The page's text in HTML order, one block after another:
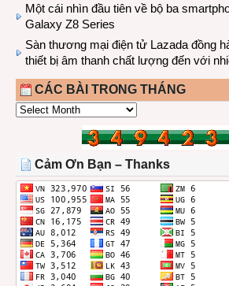
Một cái nhìn đầu tiên về bộ ba
Galaxy Z8 Series
Sàn thương mại điện tử Lazada đồng
thiết bị âm thanh chất lượng đến với
CÁC BÀI TRONG THÁNG
CÁC
THÁNG
Cảm Ơn Bạn – Thanks